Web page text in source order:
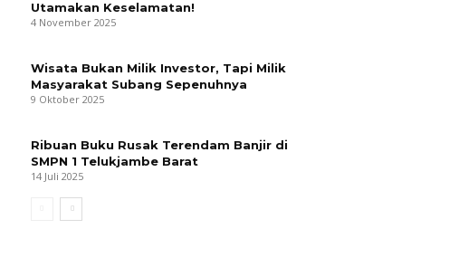
Utamakan Keselamatan!
4 November 2025
Wisata Bukan Milik Investor, Tapi Milik
Masyarakat Subang Sepenuhnya
9 Oktober 2025
Ribuan Buku Rusak Terendam Banjir di
SMPN 1 Telukjambe Barat
14 Juli 2025